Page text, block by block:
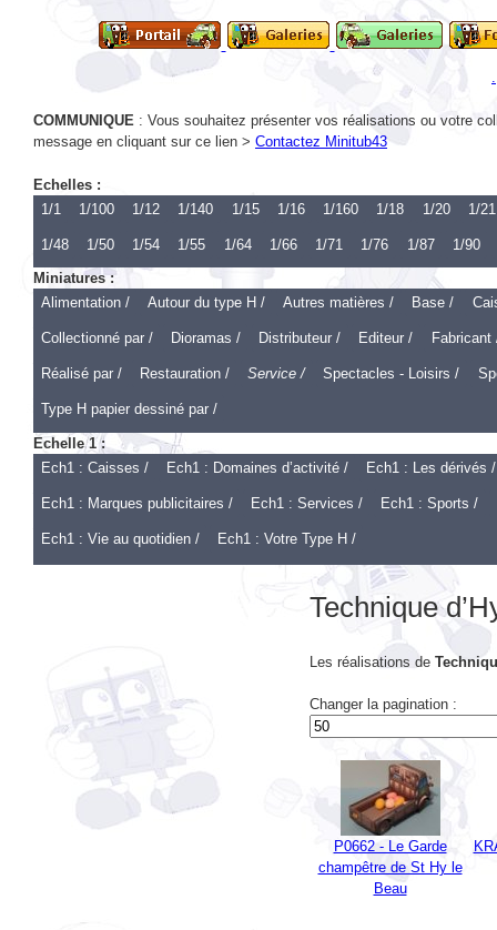
.
COMMUNIQUE : Vous souhaitez présenter vos réalisations ou votre
message en cliquant sur ce lien > Contactez Minitub43
Echelles :
1/1
1/100 1/12 1/140 1/15 1/16 1/160 1/18 1/20 1/21
1/48 1/50 1/54 1/55 1/64 1/66 1/71 1/76 1/87
1/90
Miniatures :
Alimentation /
Autour du type H / Autres matières / Base /
Collectionné par / Dioramas / Distributeur / Editeur / Fabricant
Réalisé par / Restauration / Service / Spectacles - Loisirs /
Type H papier dessiné par /
Echelle 1 :
Ech1 : Caisses /
Ech1 : Domaines d’activité / Ech1 : Les dérivés /
Ech1 : Marques publicitaires / Ech1 : Services / Ech1 : Sports /
Ech1 : Vie au quotidien / Ech1 : Votre Type H /
Technique
Les réalisations de
Changer la pagination :
P0662 - Le Garde
champêtre de St Hy le
Beau